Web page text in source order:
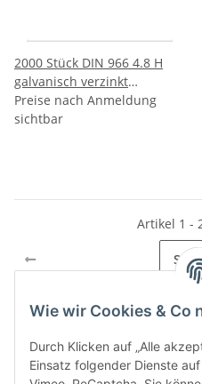
2000 Stück DIN 966 4.8 H
galvanisch verzinkt
Linsenkopfschrauben mit
Phillips Kreuzschlitz H
Preise nach Anmeldung
sichtbar
Artikel 1 -
Kategorien
Wie wir Cookies & Co
Durch Klicken auf „Alle
Einsatz folgender Dienste